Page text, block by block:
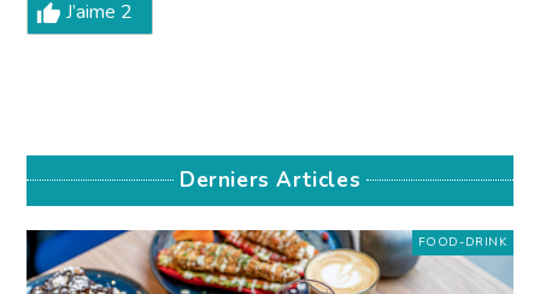
J’aime 2
Derniers Articles
FOOD-DRINK